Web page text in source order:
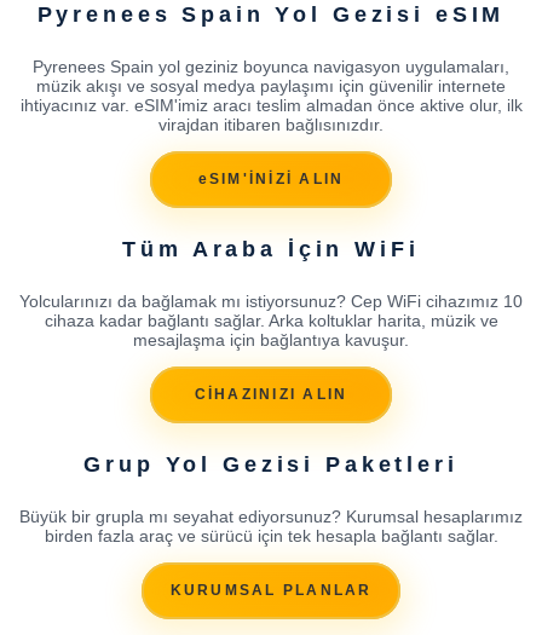
Pyrenees Spain Yol Gezisi eSIM
Pyrenees Spain yol geziniz boyunca navigasyon uygulamaları,
müzik akışı ve sosyal medya paylaşımı için güvenilir internete
ihtiyacınız var. eSIM'imiz aracı teslim almadan önce aktive olur, ilk
virajdan itibaren bağlısınızdır.
eSIM'İNİZİ ALIN
Tüm Araba İçin WiFi
Yolcularınızı da bağlamak mı istiyorsunuz? Cep WiFi cihazımız 10
cihaza kadar bağlantı sağlar. Arka koltuklar harita, müzik ve
mesajlaşma için bağlantıya kavuşur.
CİHAZINIZI ALIN
Grup Yol Gezisi Paketleri
Büyük bir grupla mı seyahat ediyorsunuz? Kurumsal hesaplarımız
birden fazla araç ve sürücü için tek hesapla bağlantı sağlar.
KURUMSAL PLANLAR